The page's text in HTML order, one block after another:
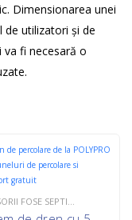
Dimensionarea unei
de utilizatori și de
fi necesară o